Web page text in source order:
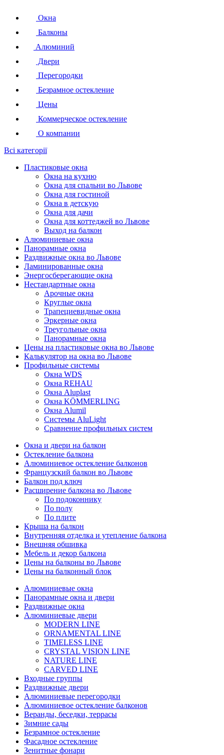
Окна
Балконы
Алюминий
Двери
Перегородки
Безрамное остекление
Цены
Коммерческое остекление
О компании
Всі категорії
Пластиковые окна
Окна на кухню
Окна для спальни во Львове
Окна для гостиной
Окна в детскую
Окна для дачи
Окна для коттеджей во Львове
Выход на балкон
Алюминиевые окна
Панорамные окна
Раздвижные окна во Львове
Ламинированные окна
Энергосберегающие окна
Нестандартные окна
Арочные окна
Круглые окна
Трапециевидные окна
Эркерные окна
Треугольные окна
Панорамные окна
Цены на пластиковые окна во Львове
Калькулятор на окна во Львове
Профильные системы
Окна WDS
Окна REHAU
Окна Aluplast
Окна KÖMMERLING
Окна Alumil
Системы AluLight
Сравнение профильных систем
Окна и двери на балкон
Остекление балкона
Алюминиевое остекление балконов
Французский балкон во Львове
Балкон под ключ
Расширение балкона во Львове
По подоконнику
По полу
По плите
Крыша на балкон
Внутренняя отделка и утепление балкона
Внешняя обшивка
Мебель и декор балкона
Цены на балконы во Львове
Цены на балконный блок
Алюминиевые окна
Панорамные окна и двери
Раздвижные окна
Алюминиевые двери
MODERN LINE
ORNAMENTAL LINE
TIMELESS LINE
CRYSTAL VISION LINE
NATURE LINE
CARVED LINE
Входные группы
Раздвижные двери
Алюминиевые перегородки
Алюминиевое остекление балконов
Веранды, беседки, террасы
Зимние сады
Безрамное остекление
Фасадное остекление
Зенитные фонари